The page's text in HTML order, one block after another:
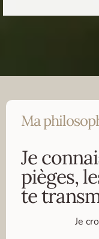
Ma
Je
pièges,
te
Je